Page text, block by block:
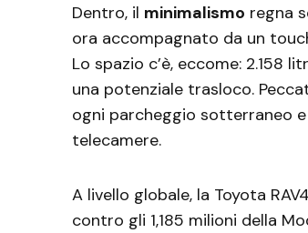
Dentro, il minimalismo regna
ora accompagnato da un
Lo spazio c’è, eccome: 2.158
una potenziale trasloco.
ogni parcheggio sotterraneo
telecamere.
A livello globale, la Toyota
contro gli 1,185 milioni della